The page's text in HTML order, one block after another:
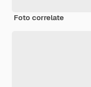
Foto correlate